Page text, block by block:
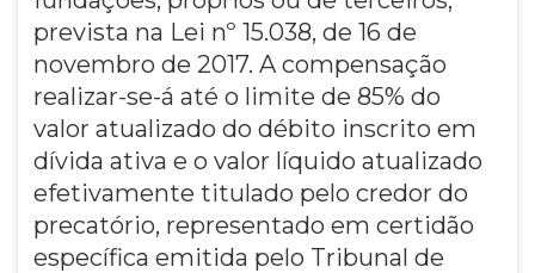
prevista na Lei nº 15.038, de 16 de
novembro de 2017. A compensação
realizar-se-á até o limite de 85% do
valor atualizado do débito inscrito em
dívida ativa e o valor líquido atualizado
efetivamente titulado pelo credor do
precatório, representado em certidão
específica emitida pelo Tribunal de